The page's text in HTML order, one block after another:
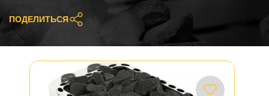
ПОДЕЛИТЬСЯ